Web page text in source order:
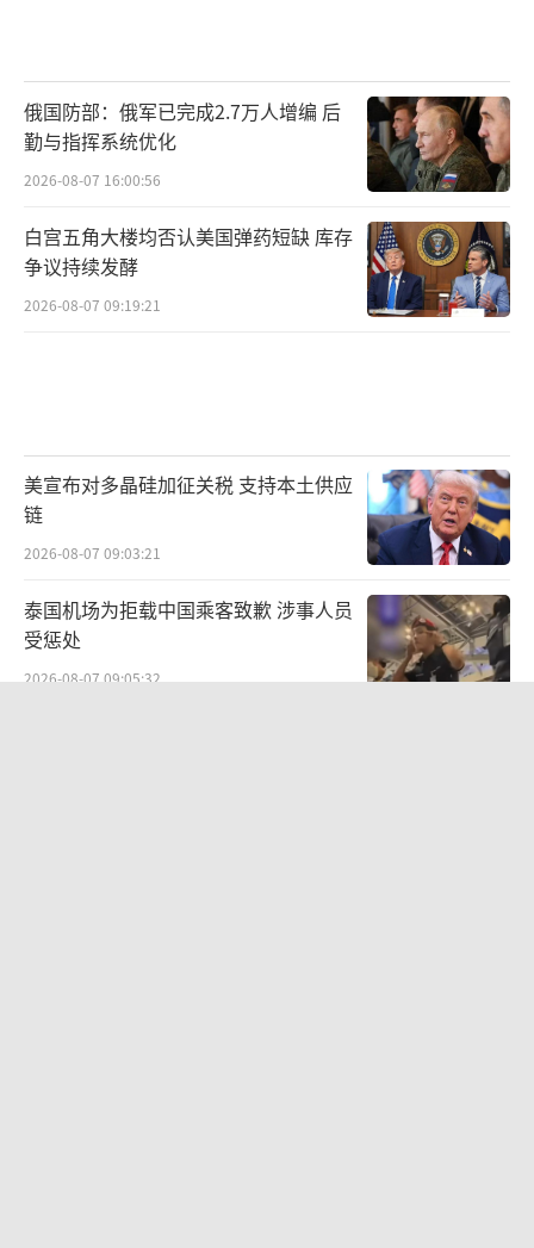
俄国防部：俄军已完成2.7万人增编 后
勤与指挥系统优化
2026-08-07 16:00:56
白宫五角大楼均否认美国弹药短缺 库存
争议持续发酵
2026-08-07 09:19:21
美宣布对多晶硅加征关税 支持本土供应
链
2026-08-07 09:03:21
泰国机场为拒载中国乘客致歉 涉事人员
受惩处
2026-08-07 09:05:32